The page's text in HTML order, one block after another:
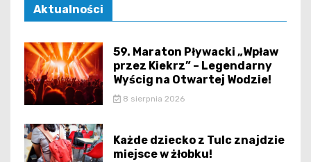
Aktualności
59. Maraton Pływacki „Wpław
przez Kiekrz” – Legendarny
Wyścig na Otwartej Wodzie!
8 sierpnia 2026
Każde dziecko z Tulc znajdzie
miejsce w żłobku!